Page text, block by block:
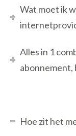
Wat moet ik
Alles in 1
abonnement,
Hoe zit het